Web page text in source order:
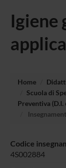
Igiene
Home
Scuola di
Preventiva
Codice
4S002884